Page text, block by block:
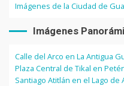
Imágenes de la Ciudad de
Imágenes
Calle del Arco en La Antigua
Plaza Central de Tikal en
Santiago Atitlán en el Lago de